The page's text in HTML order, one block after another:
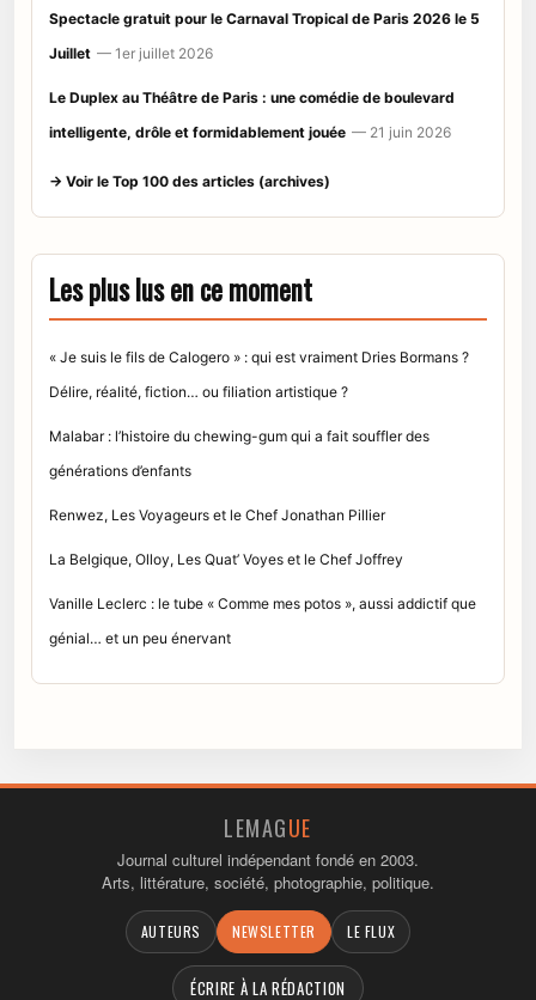
Spectacle gratuit pour le Carnaval Tropical de Paris 2026 le 5
Juillet — 1er juillet 2026
Le Duplex au Théâtre de Paris : une comédie de boulevard
intelligente, drôle et formidablement jouée — 21 juin 2026
→ Voir le Top 100 des articles (archives)
Les plus lus en ce moment
« Je suis le fils de Calogero » : qui est vraiment Dries Bormans ?
Délire, réalité, fiction… ou filiation artistique ?
Malabar : l’histoire du chewing-gum qui a fait souffler des
générations d’enfants
Renwez, Les Voyageurs et le Chef Jonathan Pillier
La Belgique, Olloy, Les Quat’ Voyes et le Chef Joffrey
Vanille Leclerc : le tube « Comme mes potos », aussi addictif que
génial… et un peu énervant
LEMAGUE
Journal culturel indépendant fondé en 2003.
Arts, littérature, société, photographie, politique.
AUTEURS NEWSLETTER LE FLUX
ÉCRIRE À LA RÉDACTION